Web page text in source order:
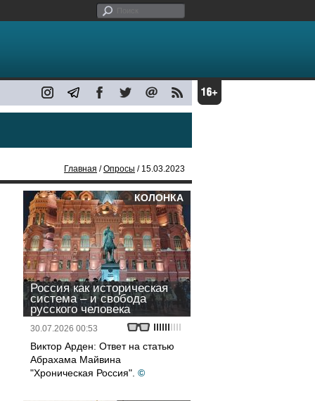
Главная /Опросы / 15.03.2023
КОЛОНКА
Россия как историческая
система – и свобода
русского человека
30.07.2026 00:53
Виктор Арден: Ответ на статью
Абрахама Майвина
"Хроническая Россия". ©